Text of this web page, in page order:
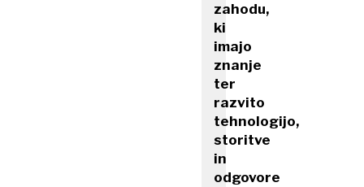
zahodu,
ki
imajo
znanje
ter
razvito
tehnologijo,
storitve
in
odgovore